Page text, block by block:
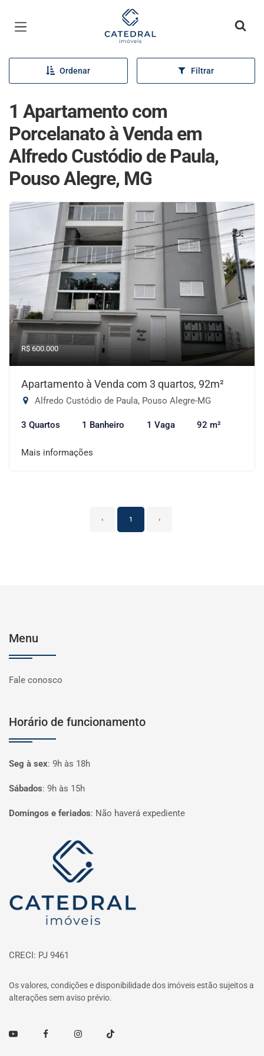
Página inicial
Ordenar Filtrar
1 Apartamento com
Porcelanato à Venda em
Alfredo Custódio de Paula,
Pouso Alegre, MG
R$ 600.000
Apartamento à Venda com 3 quartos, 92m²
Alfredo Custódio de Paula, Pouso Alegre-MG
3 Quartos 1 Banheiro 1 Vaga 92 m²
Mais informações
‹ 1 ›
Menu
Fale conosco
Horário de funcionamento
Seg à sex: 9h às 18h
Sábados: 9h às 15h
Domingos e feriados: Não haverá expediente
Página inicial
CRECI: PJ 9461
Os valores, condições e disponibilidade dos imóveis estão sujeitos a
alterações sem aviso prévio.
Youtube FacebookInstagramTikTok